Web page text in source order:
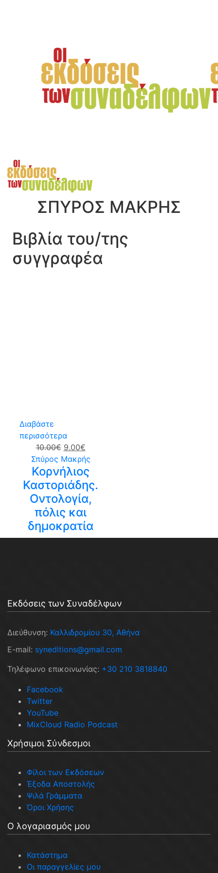
ΣΠΎΡΟΣ ΜΑΚΡΉΣ
Βιβλία του/της
συγγραφέα
Διαβάστε
περισσότερα
Κορνήλιος
Καστοριάδης.
Οντολογία,
πόλις και
δημοκρατία
10.00€ Original
price
was:
10.00€.
9.00€Η
τρέχουσα
τιμή
είναι:
9.00€.
Σπύρος Μακρής
Εκδόσεις των Συναδέλφων
Διεύθυνση: Καλλιδρομίου 30, Αθήνα
E-mail: syneditions@gmail.com
Τηλέφωνο επικοινωνίας: +30 210 3818840
Facebook
Twitter
YouTube
MixCloud Radio Podcast
Χρήσιμοι Σύνδεσμοι
Φίλοι των Εκδόσεων
Έξοδα Αποστολής
Ψιλά Γράμματα
Όροι Χρήσης
Ο λογαριασμός μου
Κατάστημα
Οι παραγγελίες μου